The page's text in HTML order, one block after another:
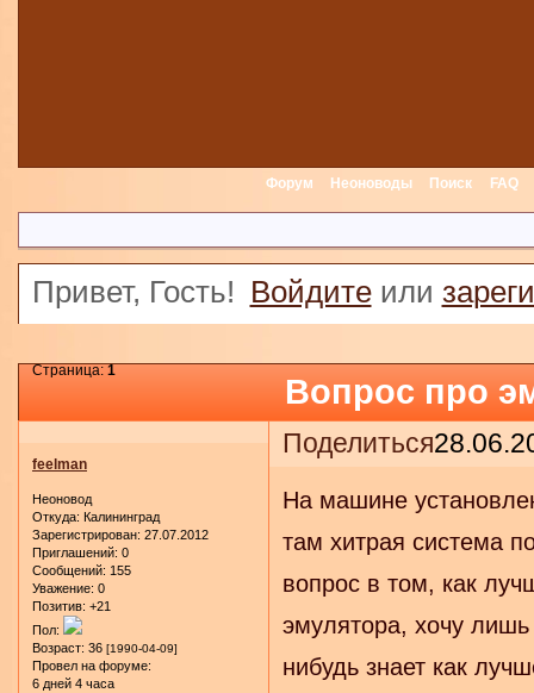
Форум Неоноводы Поиск FAQ
Привет, Гость! Войдитеили
Вопрос про
Страница:1
Поделиться
feelman
Неоновод
Откуда: Калининград
Зарегистрирован: 27.07.2012
Приглашений: 0
Сообщений: 155
Уважение: 0
Позитив: +21
Пол:
Возраст: 36 [1990-04-09]
Провел на форуме:
6 дней 4 часа
На машине
там хитрая система
вопрос в том, как
эмулятора, хочу
нибудь знает как